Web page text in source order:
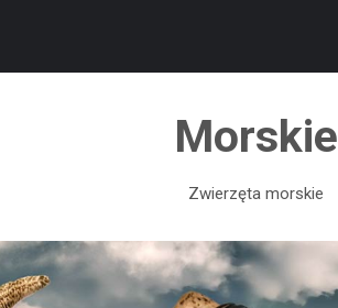
Morskie
Zwierzęta morskie